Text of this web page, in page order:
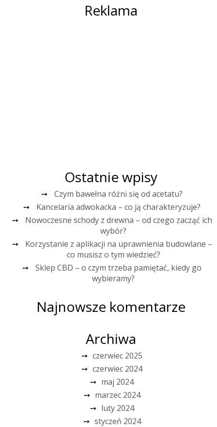
Reklama
Ostatnie wpisy
Czym bawełna różni się od acetatu?
Kancelaria adwokacka – co ją charakteryzuje?
Nowoczesne schody z drewna – od czego zacząć ich
wybór?
Korzystanie z aplikacji na uprawnienia budowlane –
co musisz o tym wiedzieć?
Sklep CBD – o czym trzeba pamiętać, kiedy go
wybieramy?
Najnowsze komentarze
Archiwa
czerwiec 2025
czerwiec 2024
maj 2024
marzec 2024
luty 2024
styczeń 2024